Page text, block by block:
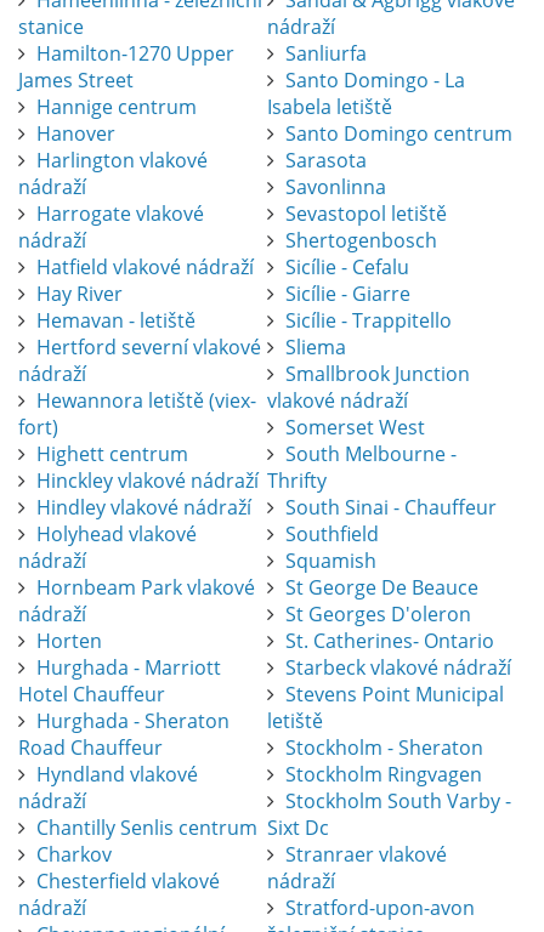
stanice
Hamilton-1270 Upper
James Street
Hannige centrum
Hanover
Harlington vlakové
nádraží
Harrogate vlakové
nádraží
Hatfield vlakové nádraží
Hay River
Hemavan - letiště
Hertford severní vlakové
nádraží
Hewannora letiště (viex-
fort)
Highett centrum
Hinckley vlakové nádraží
Hindley vlakové nádraží
Holyhead vlakové
nádraží
Hornbeam Park vlakové
nádraží
Horten
Hurghada - Marriott
Hotel Chauffeur
Hurghada - Sheraton
Road Chauffeur
Hyndland vlakové
nádraží
Chantilly Senlis centrum
Charkov
Chesterfield vlakové
nádraží
nádraží
Sanliurfa
Santo Domingo - La
Isabela letiště
Santo Domingo centrum
Sarasota
Savonlinna
Sevastopol letiště
Shertogenbosch
Sicílie - Cefalu
Sicílie - Giarre
Sicílie - Trappitello
Sliema
Smallbrook Junction
vlakové nádraží
Somerset West
South Melbourne -
Thrifty
South Sinai - Chauffeur
Southfield
Squamish
St George De Beauce
St Georges D'oleron
St. Catherines- Ontario
Starbeck vlakové nádraží
Stevens Point Municipal
letiště
Stockholm - Sheraton
Stockholm Ringvagen
Stockholm South Varby -
Sixt Dc
Stranraer vlakové
nádraží
Stratford-upon-avon